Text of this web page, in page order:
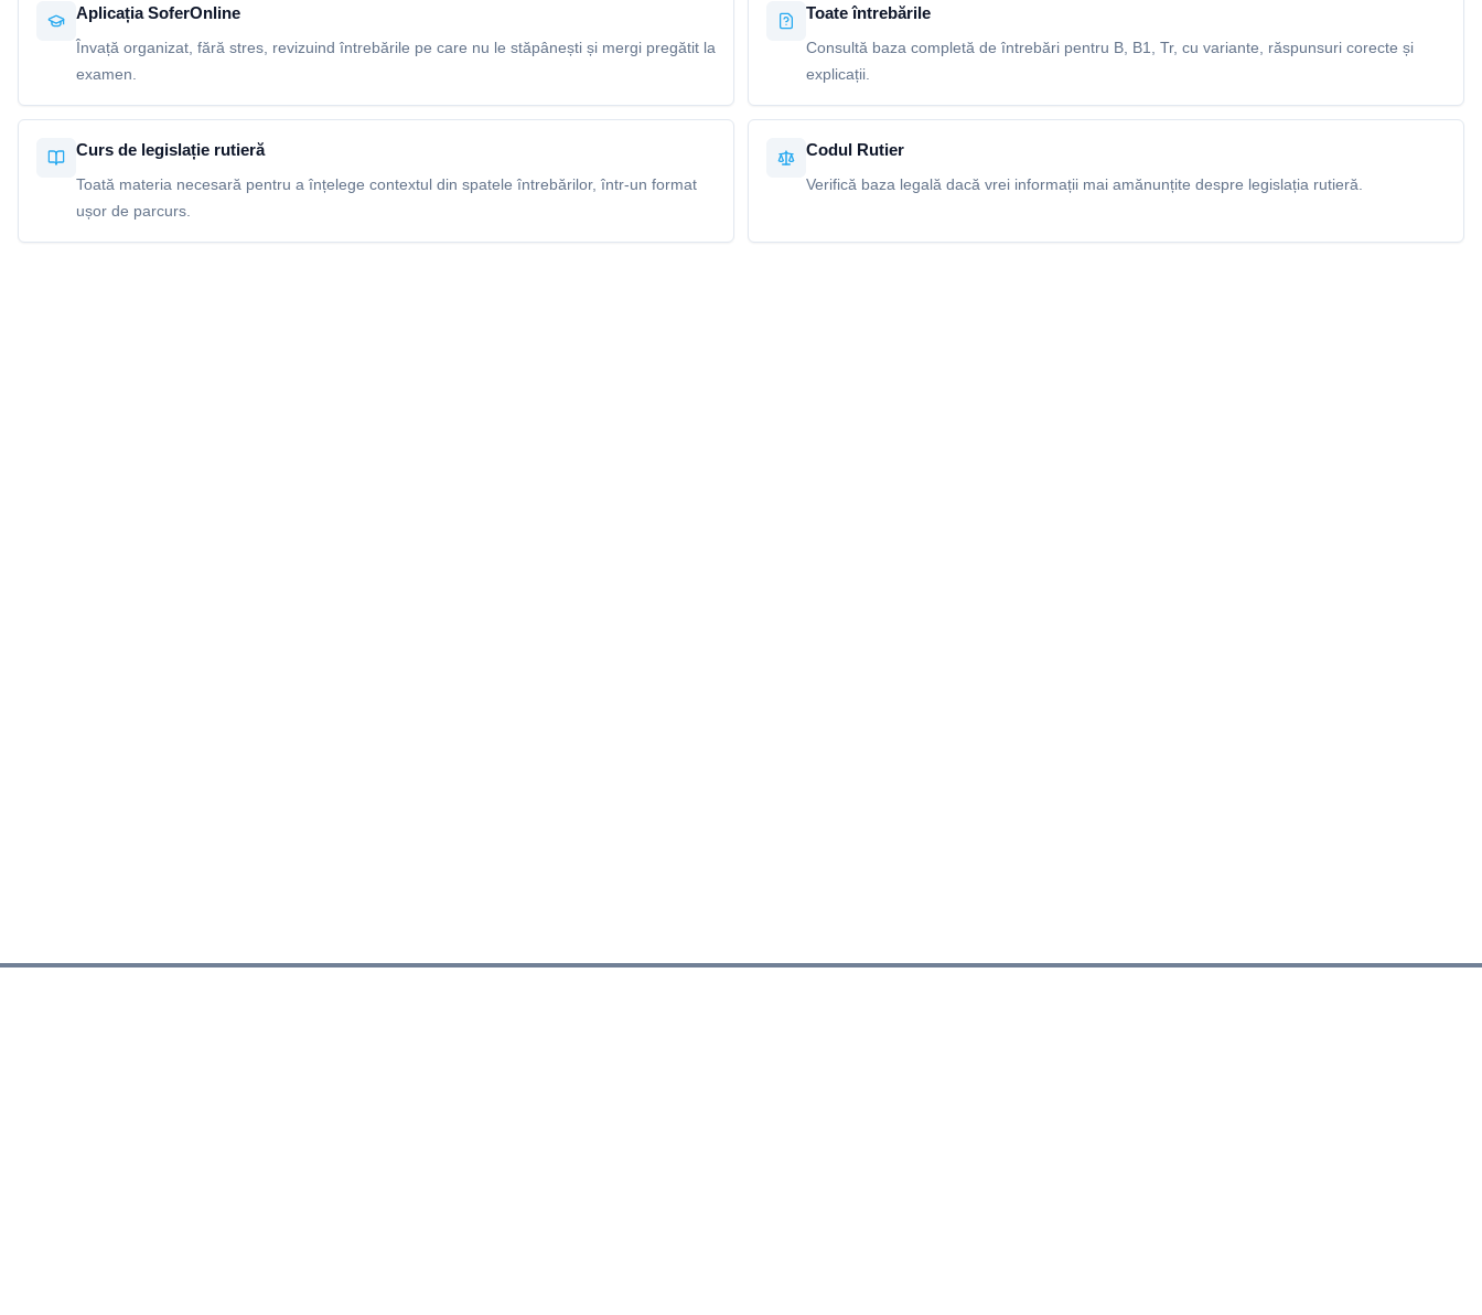
Aplicația SoferOnline
Învață organizat, fără stres, revizuind întrebările pe care nu le stăpânești și mergi pregătit la
examen.
Toate întrebările
Consultă baza completă de întrebări pentru B, B1, Tr, cu variante, răspunsuri corecte și
explicații.
Curs de legislație rutieră
Toată materia necesară pentru a înțelege contextul din spatele întrebărilor, într-un format
ușor de parcurs.
Codul Rutier
Verifică baza legală dacă vrei informații mai amănunțite despre legislația rutieră.